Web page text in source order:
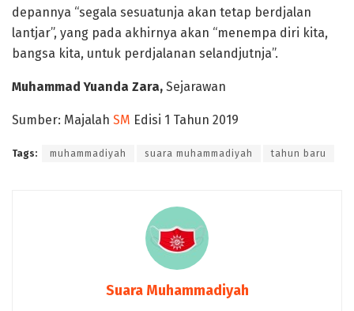
depannya “segala sesuatunja akan tetap berdjalan
lantjar”, yang pada akhirnya akan “menempa diri kita,
bangsa kita, untuk perdjalanan selandjutnja”.
Muhammad Yuanda Zara, Sejarawan
Sumber: Majalah SM Edisi 1 Tahun 2019
Tags: muhammadiyah suara muhammadiyah tahun baru
Suara Muhammadiyah